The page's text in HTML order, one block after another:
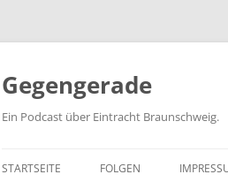
Zum
Gegengerade
Ein Podcast über Eintracht Braunschweig.
STARTSEITE FOLGEN